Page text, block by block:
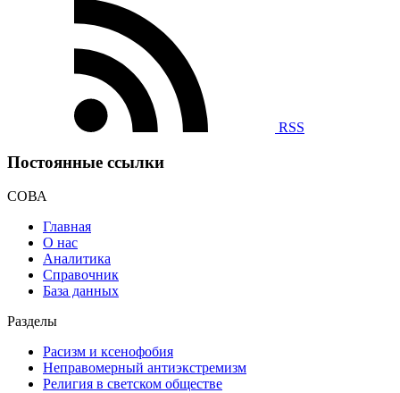
RSS
Постоянные ссылки
СОВА
Главная
О нас
Аналитика
Справочник
База данных
Разделы
Расизм и ксенофобия
Неправомерный антиэкстремизм
Религия в светском обществе